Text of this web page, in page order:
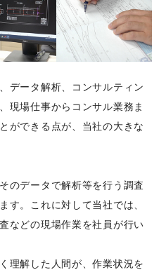
データ解析、コンサルティン
現場仕事からコンサル業務ま
ができる点が、当社の大きな
のデータで解析等を行う調査
す。これに対して当社では、
などの現場作業を社員が行い
理解した人間が、作業状況を